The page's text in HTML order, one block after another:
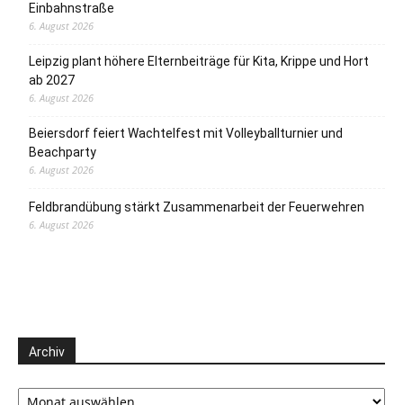
Einbahnstraße
6. August 2026
Leipzig plant höhere Elternbeiträge für Kita, Krippe und Hort
ab 2027
6. August 2026
Beiersdorf feiert Wachtelfest mit Volleyballturnier und
Beachparty
6. August 2026
Feldbrandübung stärkt Zusammenarbeit der Feuerwehren
6. August 2026
Archiv
Archiv